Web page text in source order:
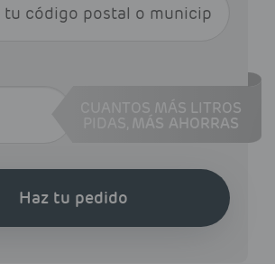
CUANTOS MÁS LITROS
MÁS AHORRAS
Haz tu pedido